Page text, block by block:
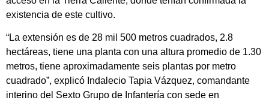
existencia de este cultivo.
“La extensión es de 28 mil 500 metros cuadrados, 2.8
hectáreas, tiene una planta con una altura promedio de 1.30
metros, tiene aproximadamente seis plantas por metro
cuadrado”, explicó Indalecio Tapia Vázquez, comandante
interino del Sexto Grupo de Infantería con sede en